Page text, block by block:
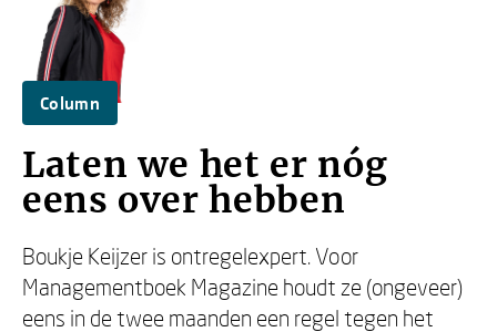
Column
Laten we het er nóg
eens over hebben
Boukje Keijzer is ontregelexpert. Voor
Managementboek Magazine houdt ze (ongeveer)
eens in de twee maanden een regel tegen het